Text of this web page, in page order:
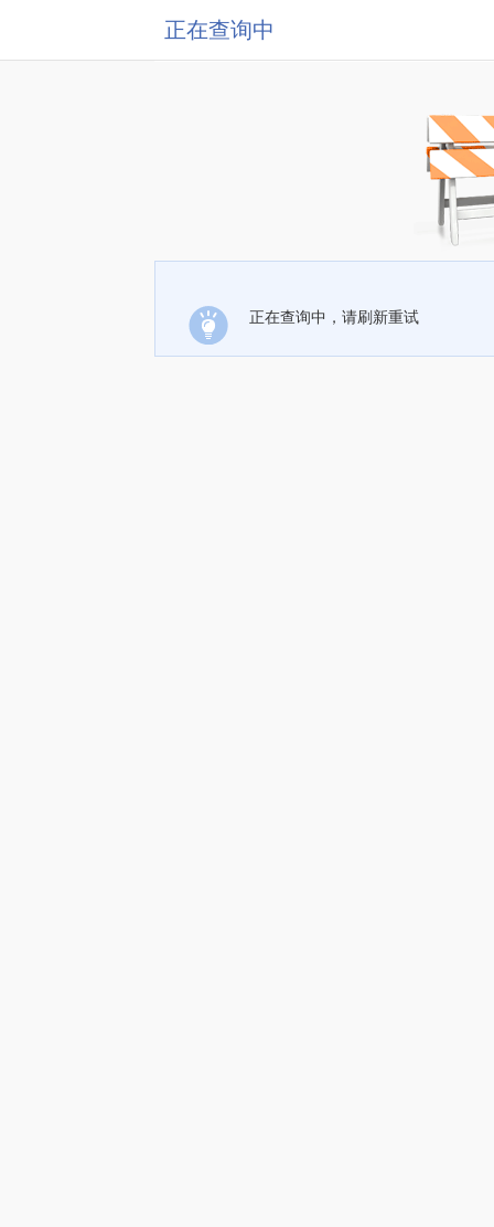
正在查询中
正在查询中，请刷新重试